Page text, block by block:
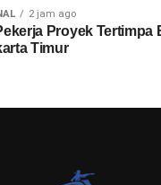
2 jam ago
Proyek Tertimpa
Timur